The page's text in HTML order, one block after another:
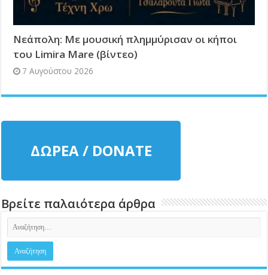
Νεάπολη: Με μουσική πλημμύρισαν οι κήποι
του Limira Mare (βίντεο)
7 Αυγούστου 2026
ΔΩΡΕΑ / DONATE
Βρείτε παλαιότερα άρθρα